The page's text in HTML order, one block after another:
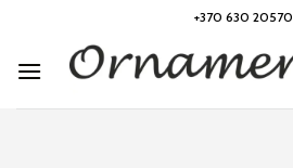
content
+370 630 20570